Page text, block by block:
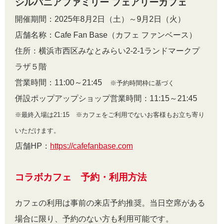
シルバニアファミリー フェアリーカフェ
開催期間：2025年8月2日（土）～9月2日（火）
店舗名称：Cafe Fan Base（カフェ ファンベース）
住所：横浜市西区みなとみらい2-2-1ランドマークプ
ラザ５階
営業時間：11:00～21:45
※予約時間枠に基づく
併設ポップアップショップ営業時間：11:15～21:45
※最終入場は21:15 ※カフェをご利用でないお客様もお立ち寄り
いただけます。
店舗HP： https://cafefanbase.com
コラボカフェ 予約・利用方法
カフェの利用は事前の来店予約推奨。当日空席がある
場合に限り、予約のない方も利用可能です。